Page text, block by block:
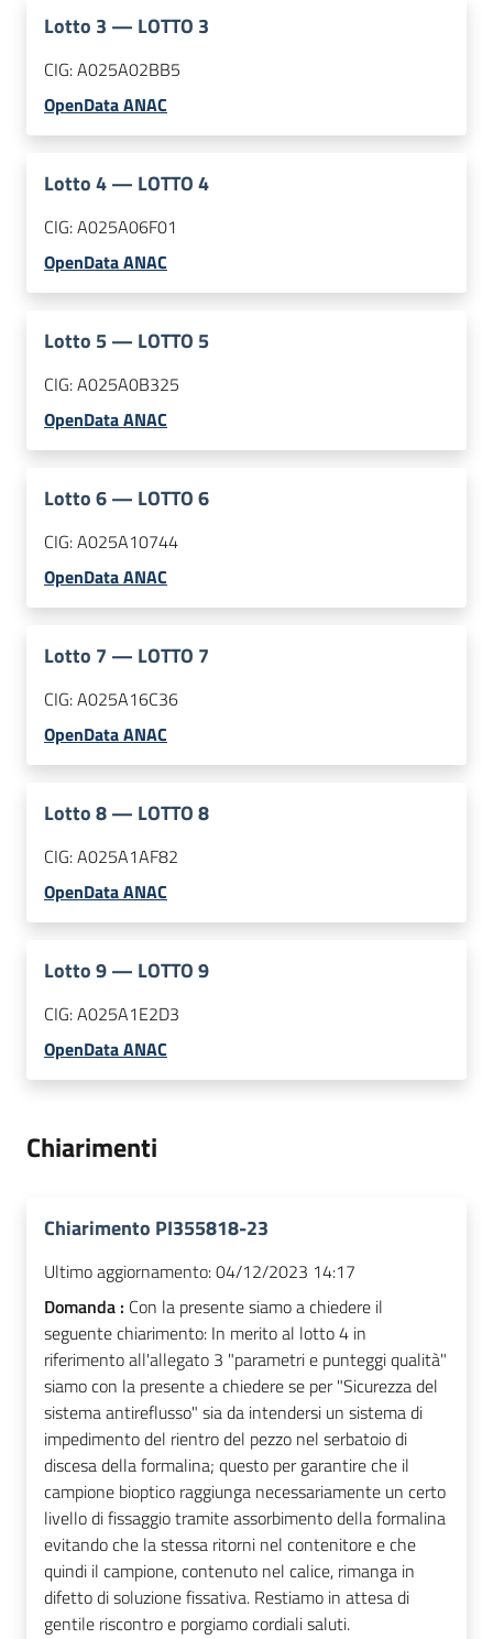
Lotto 3 — LOTTO 3
CIG:A025A02BB5
OpenData ANAC
Lotto4— LOTTO 4
CIG:A025A06F01
OpenData ANAC
Lotto 5— LOTTO 5
CIG:A025A0B325
OpenData ANAC
Lotto6— LOTTO 6
CIG:A025A10744
OpenData ANAC
Lotto 7 — LOTTO 7
CIG:A025A16C36
OpenData ANAC
Lotto8— LOTTO 8
CIG:A025A1AF82
OpenData ANAC
Lotto9— LOTTO 9
CIG:A025A1E2D3
OpenData ANAC
Chiarimenti
Chiarimento PI355818-23
Ultimo aggiornamento:04/12/2023 14:17
Domanda : Con la presente siamo a chiedere il
seguente chiarimento: In merito al lotto 4 in
riferimento all'allegato 3 "parametri e punteggi qualità"
siamo con la presente a chiedere se per "Sicurezza del
sistema antireflusso" sia da intendersi un sistema di
impedimento del rientro del pezzo nel serbatoio di
discesa della formalina; questo per garantire che il
campione bioptico raggiunga necessariamente un certo
livello di fissaggio tramite assorbimento della formalina
evitando che la stessa ritorni nel contenitore e che
quindi il campione, contenuto nel calice, rimanga in
difetto di soluzione fissativa. Restiamo in attesa di
gentile riscontro e porgiamo cordiali saluti.